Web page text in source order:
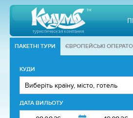
ПАКЕТНІ ТУРИ ЄВРОПЕЙСЬКІ
КУДИ
ДАТА ВИЛЬОТУ